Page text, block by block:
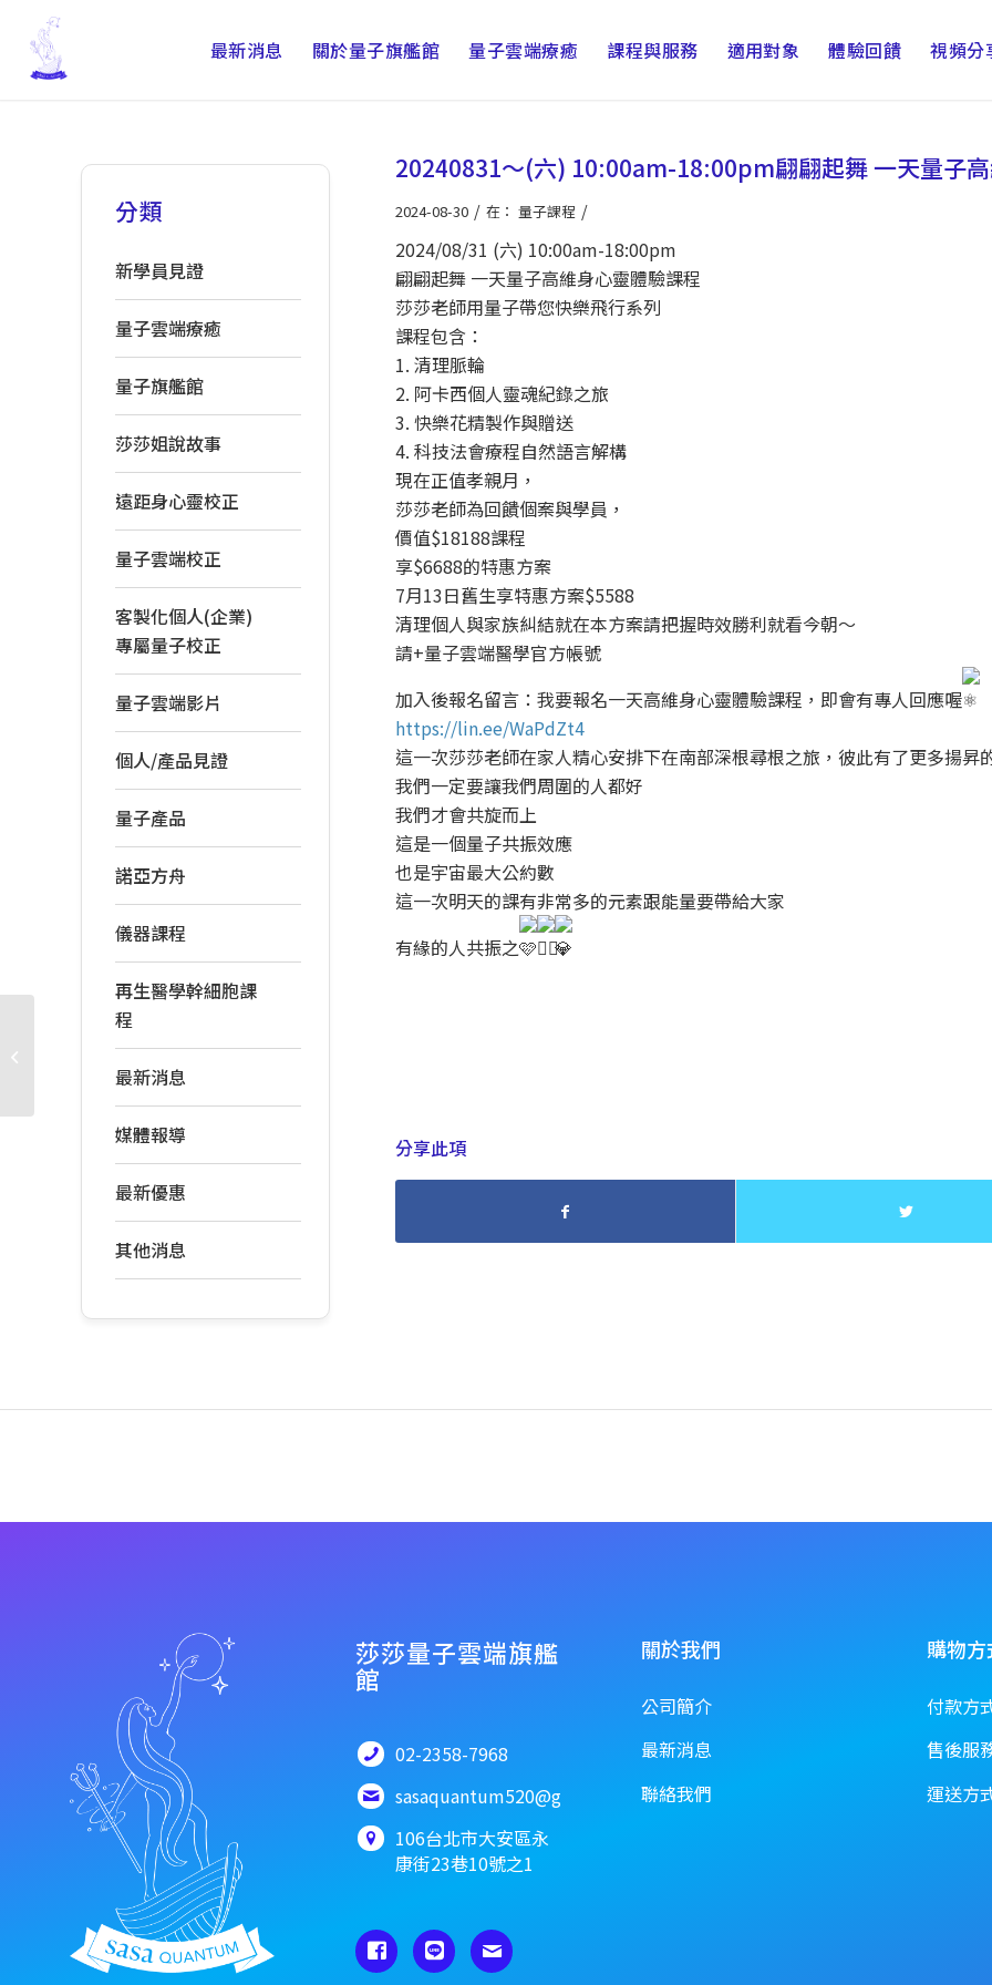
最新消息 關於量子旗艦館 量子雲端療癒 課程與服務 適用對象 體驗回饋 視頻分
20240831～(六) 10:00am-18:00pm翩翩起舞 一天量子
2024-08-30 / 在： 量子課程 /
2024/08/31 (六) 10:00am-18:00pm
翩翩起舞 一天量子高維身心靈體驗課程
莎莎老師用量子帶您快樂飛行系列
課程包含：
1. 清理脈輪
2. 阿卡西個人靈魂紀錄之旅
3. 快樂花精製作與贈送
4. 科技法會療程自然語言解構
現在正值孝親月，
莎莎老師為回饋個案與學員，
價值$18188課程
享$6688的特惠方案
7月13日舊生享特惠方案$5588
清理個人與家族糾結就在本方案請把握時效勝利就看今朝～
請+量子雲端醫學官方帳號
加入後報名留言：我要報名一天高維身心靈體驗課程，即會有專人回應喔
https://lin.ee/WaPdZt4
這一次莎莎老師在家人精心安排下在南部深根尋根之旅，彼此有了更多揚昇
我們一定要讓我們周圍的人都好
我們才會共旋而上
這是一個量子共振效應
也是宇宙最大公約數
這一次明天的課有非常多的元素跟能量要帶給大家
有緣的人共振之
分享此項
分類
新學員見證
量子雲端療癒
量子旗艦館
莎莎姐說故事
遠距身心靈校正
量子雲端校正
客製化個人(企業)
專屬量子校正
量子雲端影片
個人/產品見證
量子產品
諾亞方舟
儀器課程
再生醫學幹細胞課
程
最新消息
媒體報導
最新優惠
其他消息
莎莎量子雲端旗艦
館
02-2358-7968
sasaquantum520@gmail.com
106台北市大安區永
康街23巷10號之1
關於我們
公司簡介
最新消息
聯絡我們
購物方
付款方
售後服
運送方
20240831～翩翩起舞 一
天量子高維身心靈體驗